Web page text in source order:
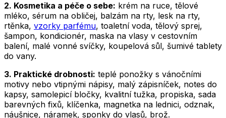
2. Kosmetika a péče o sebe: krém na ruce, tělové
mléko, sérum na obličej, balzám na rty, lesk na rty,
rtěnka, vzorky parfému, toaletní voda, tělový sprej,
šampon, kondicionér, maska na vlasy v cestovním
balení, malé vonné svíčky, koupelová sůl, šumivé tablety
do vany.
3. Praktické drobnosti: teplé ponožky s vánočními
motivy nebo vtipnými nápisy, malý zápisníček, notes do
kapsy, samolepicí bločky, kvalitní tužka, propiska, sada
barevných fixů, klíčenka, magnetka na lednici, odznak,
náušnice, náramek, sponky do vlasů, brož.